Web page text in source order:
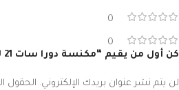
0
0
كن أول من يقيم “مكنسة دورا سات 21 لتر 1800 وات-DRVC3850B”
لن يتم نشر عنوان بريدك الإلكتروني. الحقول